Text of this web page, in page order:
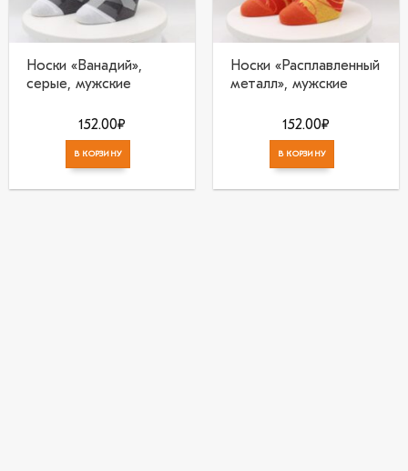
Носки «Ванадий»,
серые, мужские
152.00₽
В КОРЗИНУ
Носки «Расплавленный
металл», мужские
152.00₽
В КОРЗИНУ